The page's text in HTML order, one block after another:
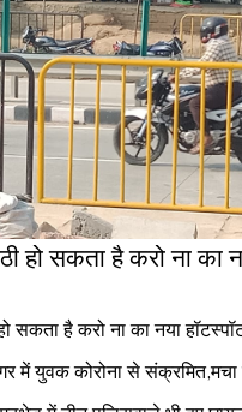
हो सकता है करो ना का
सकता है करो ना का नया
में युवक कोरोना से